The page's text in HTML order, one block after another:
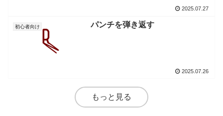
2025.07.27
初心者向け パンチを弾き返す
2025.07.26
もっと見る